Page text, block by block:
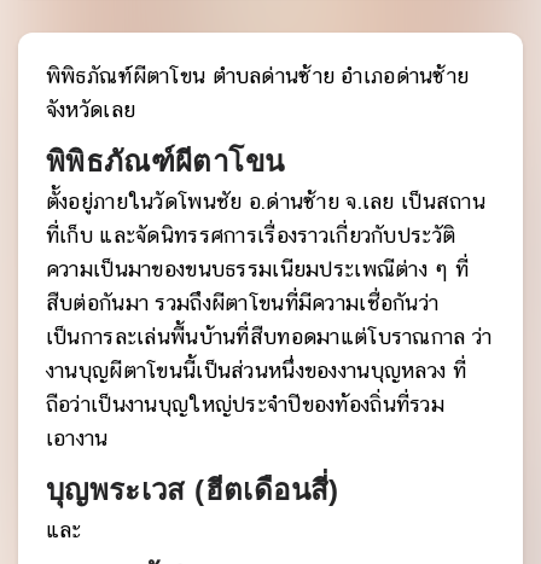
พิพิธภัณฑ์ผีตาโขน ตำบลด่านซ้าย อำเภอด่านซ้าย
จังหวัดเลย
พิพิธภัณฑ์ผีตาโขน
ตั้งอยู่ภายในวัดโพนชัย อ.ด่านซ้าย จ.เลย เป็นสถาน
ที่เก็บ และจัดนิทรรศการเรื่องราวเกี่ยวกับประวัติ
ความเป็นมาของขนบธรรมเนียมประเพณีต่าง ๆ ที่
สืบต่อกันมา รวมถึงผีตาโขนที่มีความเชื่อกันว่า
เป็นการละเล่นพื้นบ้านที่สืบทอดมาแต่โบราณกาล ว่า
งานบุญผีตาโขนนี้เป็นส่วนหนึ่งของงานบุญหลวง ที่
ถือว่าเป็นงานบุญใหญ่ประจำปีของท้องถิ่นที่รวม
เอางาน
บุญพระเวส (ฮีตเดือนสี่)
และ